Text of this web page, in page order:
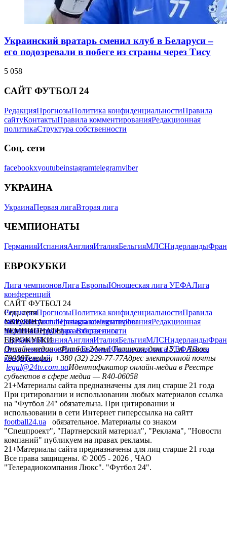
Украинский вратарь сменил клуб в Беларуси –
его подозревали в побеге из страны через Тису
5 058
САЙТ ФУТБОЛ 24
РедакцияПрогнозыПолитика конфиденциальностиПравила
сайтуКонтактыПравила комментированияРедакционная
политикаСтруктура собственности
Соц. сети
facebookxyoutubeinstagramtelegramviber
УКРАИНА
УкраинаПервая лигаВторая лига
ЧЕМПИОНАТЫ
ГерманияИспанияАнглияИталияБельгияМЛСНидерланды
ЕВРОКУБКИ
Лига чемпионовЛига ЕвропыЮношеская лига УЕФАЛига
конференций
САЙТ ФУТБОЛ 24
РедакцияПрогнозыПолитика конфиденциальностиПравила
сайтуКонтактыПравила комментированияРедакционная
политикаСтруктура собственности
Соц. сети
facebookxyoutubeinstagramtelegramviber
УКРАИНА
УкраинаПервая лигаВторая лига
ЧЕМПИОНАТЫ
ГерманияИспанияАнглияИталияБельгияМЛСНидерланды
ЕВРОКУБКИ
Лига чемпионовЛига ЕвропыЮношеская лига УЕФАЛига
конференций
Онлайн-медиа «Футбол 24»пл. Галицкая, дом. 15, м. Львов,
79008Телефон +380 (32) 229-77-77Адрес электронной почты
legal@24tv.com.uaИдентификатор онлайн-медиа в Реестре
субъектов в сфере медиа — R40-06058
21+Материалы сайта предназначены для лиц старше 21 года
При цитировании и использовании любых материалов ссылка
на "Футбол 24" обязательна. При цитировании и
использовании в сети Интернет гиперссылка на сайтт
football24.ua
обязательное. Материалы со знаком
"Спецпроект", "Партнерский материал", "Реклама", "Новости
компаний" публикуем на правах рекламы.
21+Материалы сайта предназначены для лиц старше 21 года
Все права защищены. © 2005 - 2026 , ЧАО
"Телерадиокомпания Люкс". "Футбол 24".